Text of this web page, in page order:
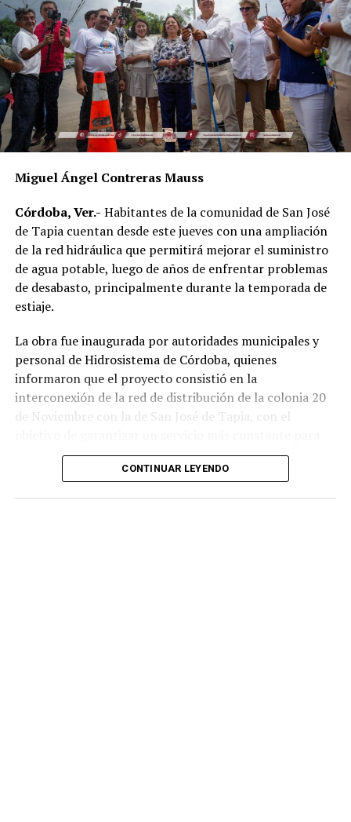
mayor impacto social.
Al evento acudieron el alcalde de Córdoba, Manuel
Alonso Cerezo; la síndica única, Irene Sedas González;
integrantes del Cabildo, así como la directora del DIF
Municipal, Luz del Carmen Lezama Rodríguez, y la
coordinadora de Bienestar Social, Dennis Araceli Lira
Tosqui.
También participaron Lisset Dalila Rojas Moreno,
Virginia Medorio Trujillo, presidenta de la Asociación
Emprender el Vuelo.
El diálogo permitió poner sobre la mesa la importancia
de fortalecer la participación de las mujeres en los
espacios públicos y comunitarios, además de generar
las brechas de desigualdad.
Miguel Ángel Contreras Mauss
Córdoba, Ver.- Habitantes de la comunidad de San José
de Tapia cuentan desde este jueves con una ampliación
de la red hidráulica que permitirá mejorar el suministro
de agua potable, luego de años de enfrentar problemas
de desabasto, principalmente durante la temporada de
estiaje.
La obra fue inaugurada por autoridades municipales y
personal de Hidrosistema de Córdoba, quienes
informaron que el proyecto consistió en la
interconexión de la red de distribución de la colonia 20
de Noviembre con la de San José de Tapia, con el
los usuarios.
CONTINUAR LEYENDO